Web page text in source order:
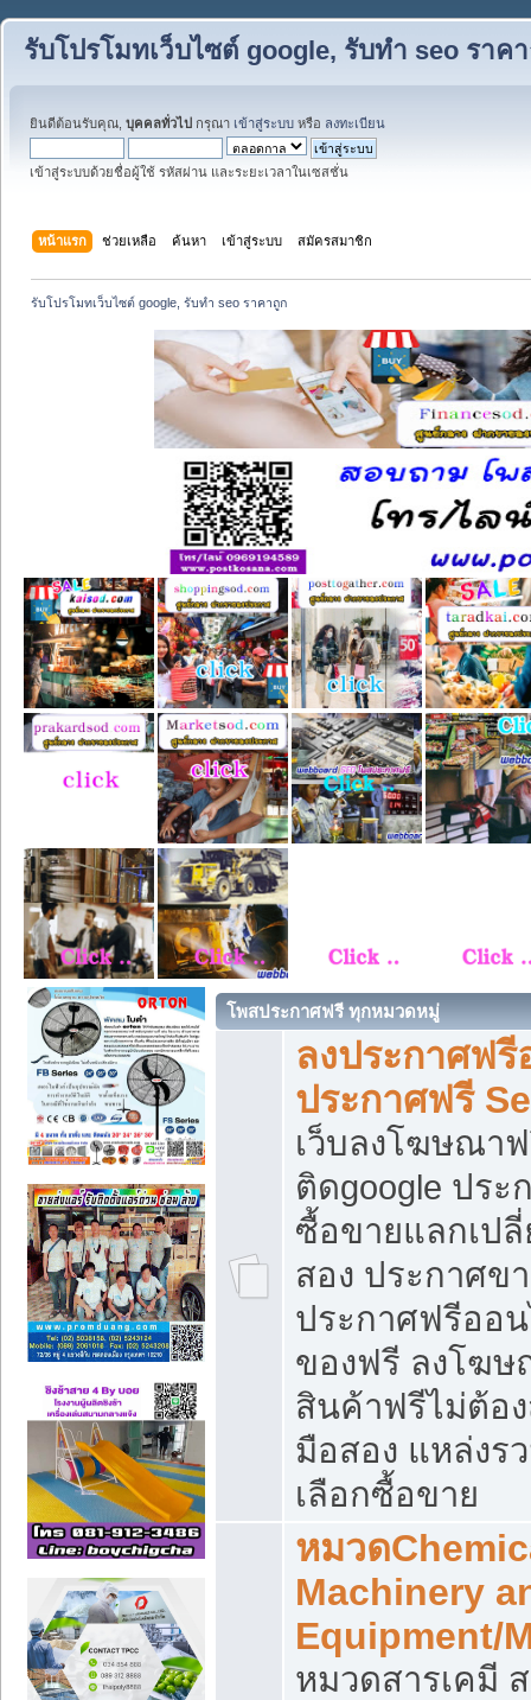
รับโปรโมทเว็บไซต์ google, รับทำ seo ราค
ยินดีต้อนรับคุณ, บุคคลทั่วไป กรุณา เข้าสู่ระบบ หรือ ลงทะเบียน
เข้าสู่ระบบด้วยชื่อผู้ใช้ รหัสผ่าน และระยะเวลาในเซสชั่น
หน้าแรก ช่วยเหลือ ค้นหา เข้าสู่ระบบ สมัครสมาชิก
รับโปรโมทเว็บไซต์ google, รับทำ seo ราคาถูก
โพสประกาศฟรี ทุกหมวดหมู่
ลงประกาศฟ
ประกาศฟรี
เว็บลงโฆษณา
ติดgoogle ปร
ซื้อขายแลกเป
สอง ประกาศข
ประกาศฟรีออ
ของฟรี ลงโฆ
สินค้าฟรีไม่ต้อ
มือสอง แหล่งร
เลือกซื้อขาย
หมวด
Machinery
Equipment/
หมวดสารเคมี